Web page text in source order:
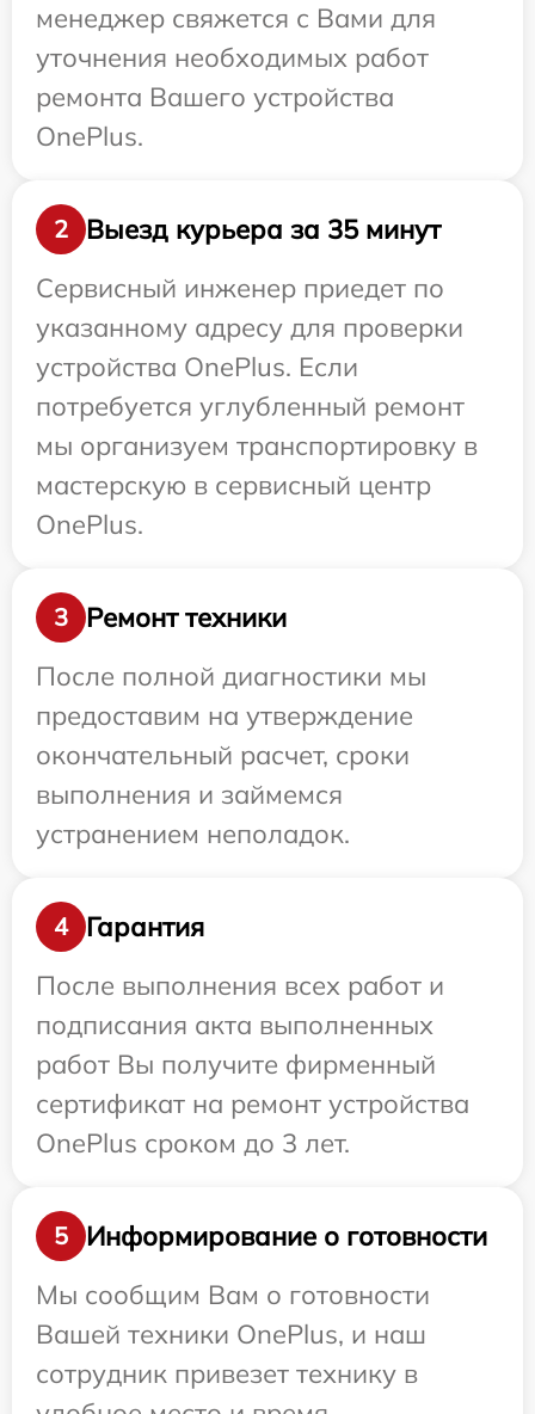
менеджер свяжется с Вами для
уточнения необходимых работ
ремонта Вашего устройства
OnePlus.
2
Выезд курьера за 35 минут
Сервисный инженер приедет по
указанному адресу для проверки
устройства OnePlus. Если
потребуется углубленный ремонт
мы организуем транспортировку в
мастерскую в сервисный центр
OnePlus.
3
Ремонт техники
После полной диагностики мы
предоставим на утверждение
окончательный расчет, сроки
выполнения и займемся
устранением неполадок.
4
Гарантия
После выполнения всех работ и
подписания акта выполненных
работ Вы получите фирменный
сертификат на ремонт устройства
OnePlus сроком до 3 лет.
5
Информирование о готовности
Мы сообщим Вам о готовности
Вашей техники OnePlus, и наш
сотрудник привезет технику в